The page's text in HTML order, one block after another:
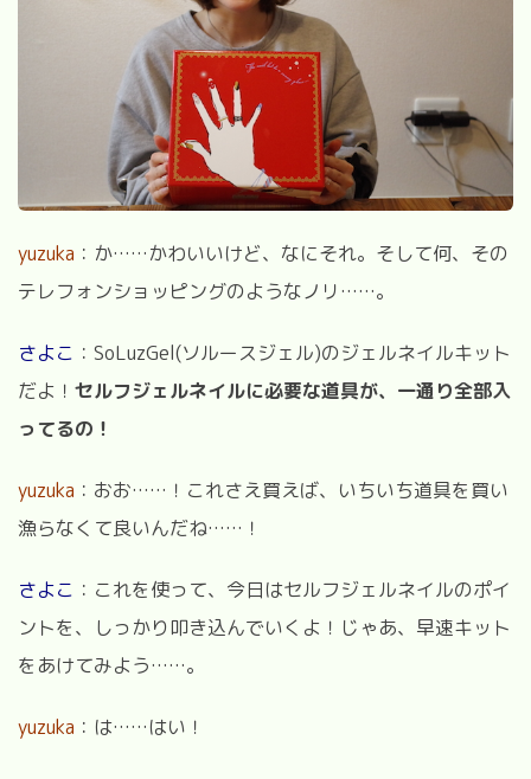
yuzuka ：か……かわいいけど、なにそれ。そして何、その
テレフォンショッピングのようなノリ……。
さよこ ：SoLuzGel(ソルースジェル)のジェルネイルキット
だよ！ セルフジェルネイルに必要な道具が、一通り全部入
ってるの！
yuzuka ：おお……！これさえ買えば、いちいち道具を買い
漁らなくて良いんだね……！
さよこ ：これを使って、今日はセルフジェルネイルのポイ
ントを、しっかり叩き込んでいくよ！じゃあ、早速キット
をあけてみよう……。
yuzuka ：は……はい！